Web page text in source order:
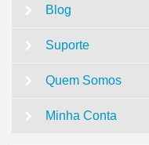
Blog
Suporte
Quem Somos
Minha Conta